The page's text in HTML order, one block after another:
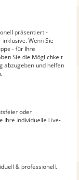
präsentiert -
Wenn Sie
- für Ihre
Sie die Möglichkeit
abzugeben und helfen
oder
Ihre individuelle Live-
& professionell.